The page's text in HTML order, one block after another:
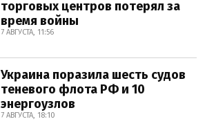
торговых центров потерял за
время войны
7 АВГУСТА, 11:56
Украина поразила шесть судов
теневого флота РФ и 10
энергоузлов
7 АВГУСТА, 18:10